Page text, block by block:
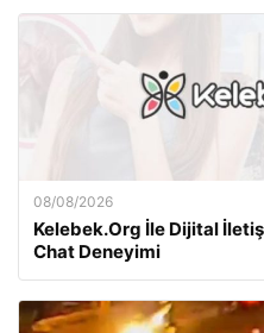
08/08/2026
Kelebek.Org İle Dijital
Chat Deneyimi